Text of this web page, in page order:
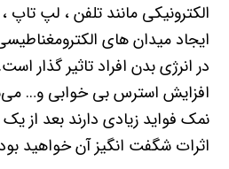
الکترونیکی مانند تلفن ، لپ تاپ
ایجاد میدان های
در انرژی بدن افراد تاثیر گذار
افزایش استرس بی خوابی و…
نمک فواید زیادی دارند بعد از
اثرات شگفت انگیز آن خواهید